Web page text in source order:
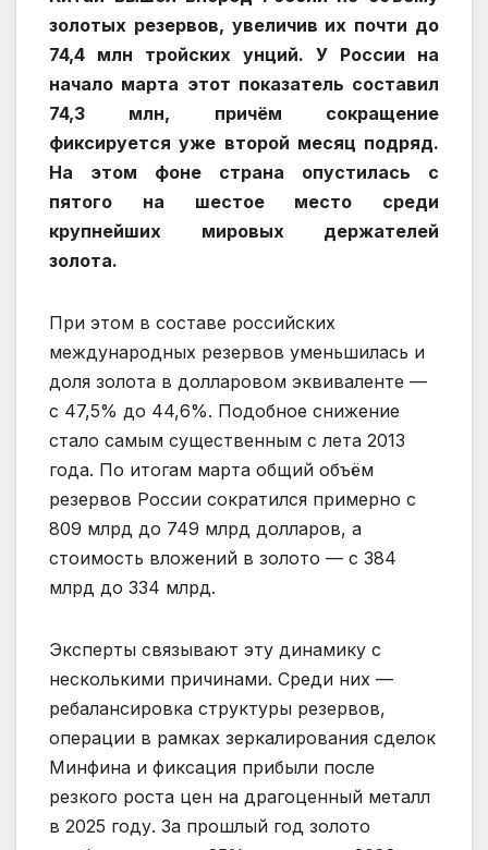
золотых резервов, увеличив их почти до
74,4 млн тройских унций. У России на
начало марта этот показатель составил
74,3 млн, причём сокращение
фиксируется уже второй месяц подряд.
На этом фоне страна опустилась с
пятого на шестое место среди
крупнейших мировых держателей
золота.
При этом в составе российских
международных резервов уменьшилась и
доля золота в долларовом эквиваленте —
с 47,5% до 44,6%. Подобное снижение
стало самым существенным с лета 2013
года. По итогам марта общий объём
резервов России сократился примерно с
809 млрд до 749 млрд долларов, а
стоимость вложений в золото — с 384
млрд до 334 млрд.
Эксперты связывают эту динамику с
несколькими причинами. Среди них —
ребалансировка структуры резервов,
операции в рамках зеркалирования сделок
Минфина и фиксация прибыли после
резкого роста цен на драгоценный металл
в 2025 году. За прошлый год золото